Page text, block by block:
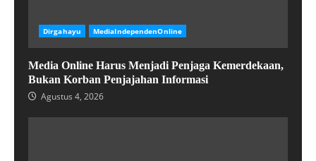
Dirgahayu MediaIndependenOnline
Media Online Harus Menjadi Penjaga Kemerdekaan,
Bukan Korban Penjajahan Informasi
Agustus 4, 2026